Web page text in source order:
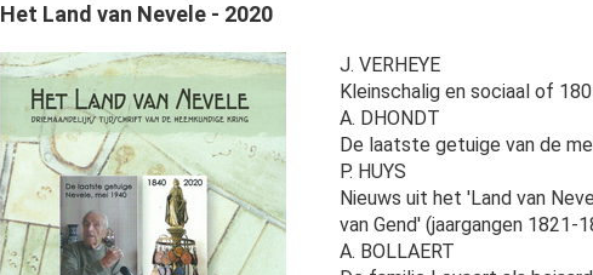
Het Land van Nevele - 2020
J. VERHEYE
Kleinschalig en sociaal of
A. DHONDT
De laatste getuige van de
P. HUYS
Nieuws uit het 'Land van
van Gend' (jaargangen 1821-
A. BOLLAERT